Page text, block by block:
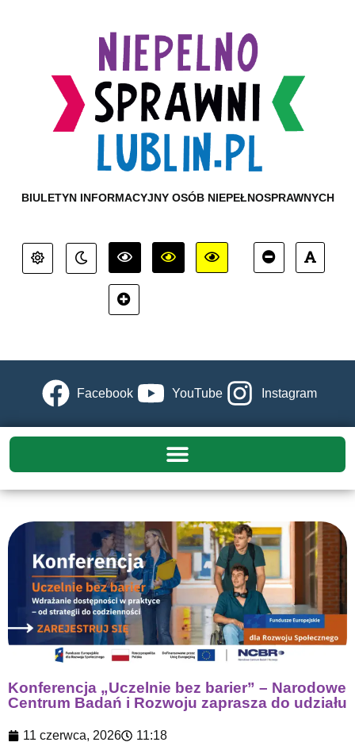
BIULETYN INFORMACYJNY OSÓB NIEPEŁNOSPRAWNYCH
Facebook YouTube Instagram
Konferencja „Uczelnie bez barier” – Narodowe
Centrum Badań i Rozwoju zaprasza do udziału
11 czerwca, 2026 11:18